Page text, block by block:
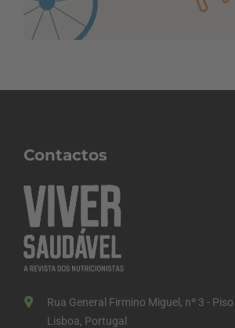
Contactos
Rua General Firmino Miguel, nº 3 -
Lisboa, Portugal